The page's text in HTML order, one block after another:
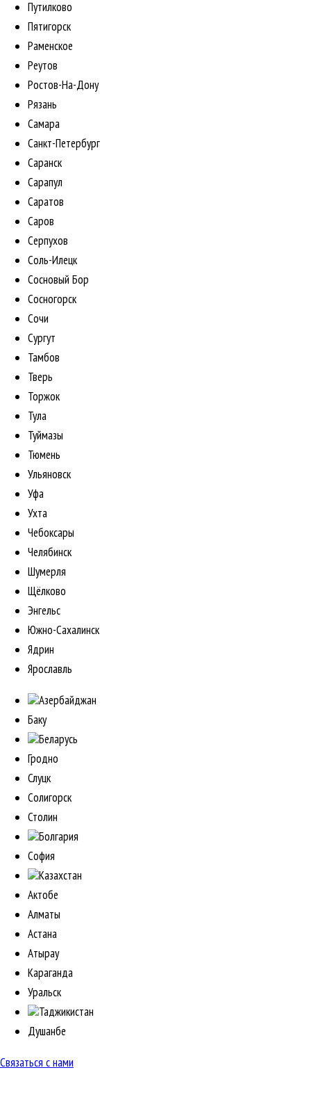
Путилково
Пятигорск
Раменское
Реутов
Ростов-На-Дону
Рязань
Самара
Санкт-Петербург
Саранск
Сарапул
Саратов
Саров
Серпухов
Соль-Илецк
Сосновый Бор
Сосногорск
Сочи
Сургут
Тамбов
Тверь
Торжок
Тула
Туймазы
Тюмень
Ульяновск
Уфа
Ухта
Чебоксары
Челябинск
Шумерля
Щёлково
Энгельс
Южно-Сахалинск
Ядрин
Ярославль
Азербайджан
Баку
Беларусь
Гродно
Слуцк
Солигорск
Столин
Болгария
София
Казахстан
Актобе
Алматы
Астана
Атырау
Караганда
Уральск
Таджикистан
Душанбе
Связаться с нами